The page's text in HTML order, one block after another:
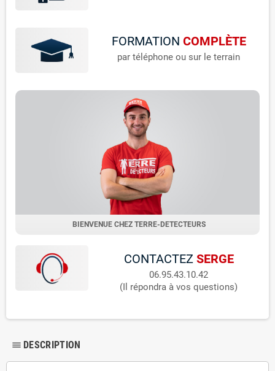
FORMATION COMPLÈTE
par téléphone ou sur le terrain
BIENVENUE CHEZ TERRE-DETECTEURS
CONTACTEZ SERGE
06.95.43.10.42
(Il répondra à vos questions)
dehaze DESCRIPTION